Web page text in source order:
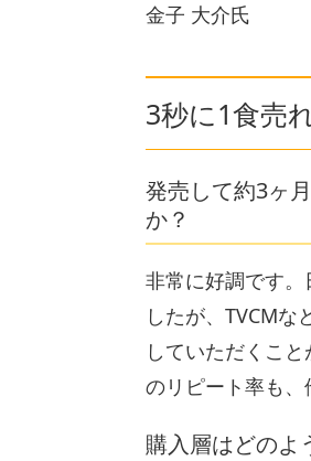
金子 大介氏
3秒に1食売
発売して約3ヶ
か？
非常に好調です
したが、TVCM
していただくこ
のリピート率も、
購入層はどのよ